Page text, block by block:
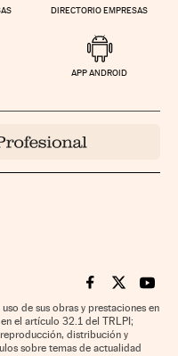
DIRECTORIO EMPRESAS
APP ANDROID
Cinco Días en
Cinco Días
Cinco
de sus obras y prestaciones en
el artículo 32.1 del TRLPI;
distribución y
sobre temas de actualidad